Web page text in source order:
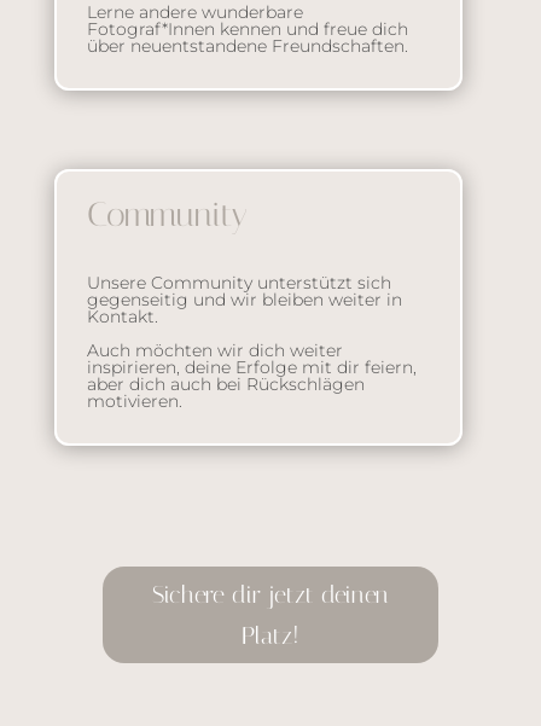
Lerne andere wunderbare
Fotograf*Innen kennen und freue dich
über neuentstandene Freundschaften.
Community
Unsere Community unterstützt sich
gegenseitig und wir bleiben weiter in
Kontakt.
Auch möchten wir dich weiter
inspirieren, deine Erfolge mit dir feiern,
aber dich auch bei Rückschlägen
motivieren.
Sichere dir jetzt deinen
Platz!